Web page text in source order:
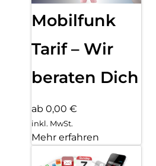
Mobilfunk
Tarif – Wir
beraten Dich
ab 0,00 €
inkl. MwSt.
Mehr erfahren